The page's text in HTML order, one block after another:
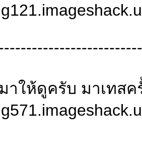
าให้ดูครับ มาเทส